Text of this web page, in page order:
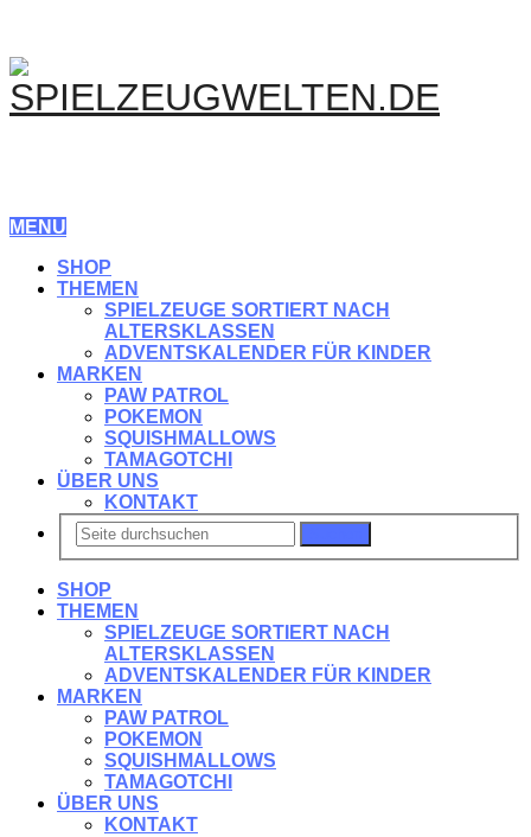
MENU
SHOP
THEMEN
SPIELZEUGE SORTIERT NACH
ALTERSKLASSEN
ADVENTSKALENDER FÜR KINDER
MARKEN
PAW PATROL
POKEMON
SQUISHMALLOWS
TAMAGOTCHI
ÜBER UNS
KONTAKT
SHOP
THEMEN
SPIELZEUGE SORTIERT NACH
ALTERSKLASSEN
ADVENTSKALENDER FÜR KINDER
MARKEN
PAW PATROL
POKEMON
SQUISHMALLOWS
TAMAGOTCHI
ÜBER UNS
KONTAKT